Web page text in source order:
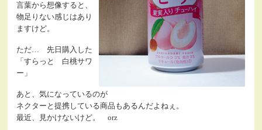
言葉から想像すると、
物足りない感じはあり
ますけど。
ただ… 先日購入した
「すらっと 白桃サワ
ー」
あと、気になっているのが
ネクターと提携している商品もあるんだよねぇ。
最近、見かけないけど。 orz